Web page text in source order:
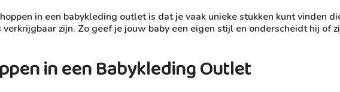
in een babykleding outlet is dat je vaak unieke stukken kunt vinden
zijn. Zo geef je jouw baby een eigen stijl en onderscheidt hij of
in een Babykleding Outlet